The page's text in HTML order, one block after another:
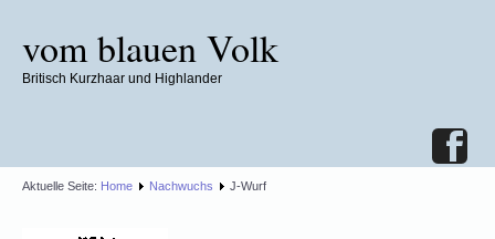
vom blauen Volk
Britisch Kurzhaar und Highlander
Aktuelle Seite: Home Nachwuchs J-Wurf